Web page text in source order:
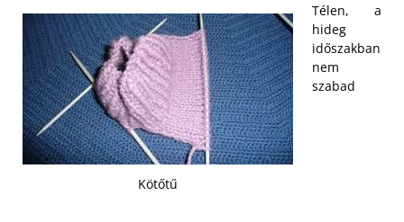
Kötőtű
Télen, a
hideg
időszakban
nem
szabad